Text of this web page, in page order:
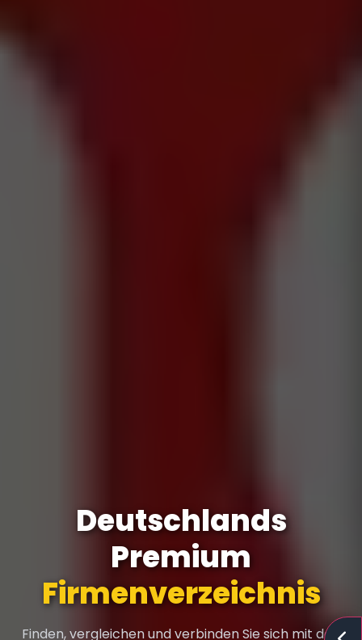
Deutschlands
Premium
Expertennetzwerk
Finden, vergleichen und verbinden Sie sich mit den